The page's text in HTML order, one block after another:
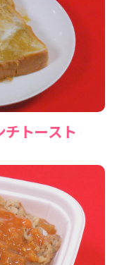
チトースト